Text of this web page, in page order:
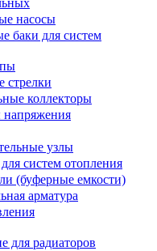
насосы
баки для систем
стрелки
коллекторы
напряжения
узлы
систем отопления
(буферные емкости)
арматура
для радиаторов